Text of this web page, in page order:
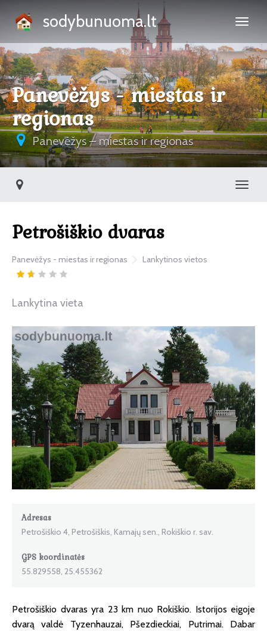
sodybunuoma.lt
Panevėžys - miestas ir
regionas
Panevėžys – miestas ir regionas
Petrošiškio dvaras
Panevėžys - miestas ir regionas Lankytinos vietos
Lankytina vieta
Adresas
Petrošiškio 4, Petrošiškis, Kamajų sen., Rokiškio r. sav.
GPS koordinatės
55.829558, 25.455362
Petrošiškio dvaras yra 23 km nuo Rokiškio. Istorijos eigoje
dvarą valdė Tyzenhauzai, Pšezdieckiai, Putrimai. Dabar